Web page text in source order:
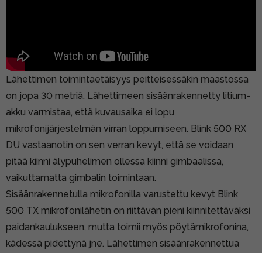
Lähettimen toimintaetäisyys peitteisessäkin maastossa
on jopa 30 metriä. Lähettimeen sisäänrakennetty litium-
akku varmistaa, että kuvausaika ei lopu
mikrofonijärjestelmän virran loppumiseen. Blink 500 RX
DU vastaanotin on sen verran kevyt, että se voidaan
pitää kiinni älypuhelimen ollessa kiinni gimbaalissa,
vaikuttamatta gimbalin toimintaan.
Sisäänrakennetulla mikrofonilla varustettu kevyt Blink
500 TX mikrofonilähetin on riittävän pieni kiinnitettäväksi
paidankaulukseen, mutta toimii myös pöytämikrofonina,
kädessä pidettynä jne. Lähettimen sisäänrakennettua